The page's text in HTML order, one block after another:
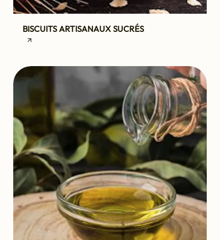
BISCUITS ARTISANAUX SUCRÉS